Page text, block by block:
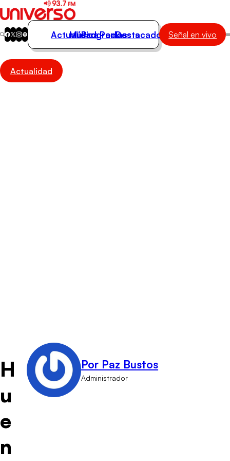
Actualidad
Música
Actualidad
Música
Programas
Podcasts
Destacados Señal en vivo
Actualidad
H
u
e
n
Por Paz Bustos
Administrador